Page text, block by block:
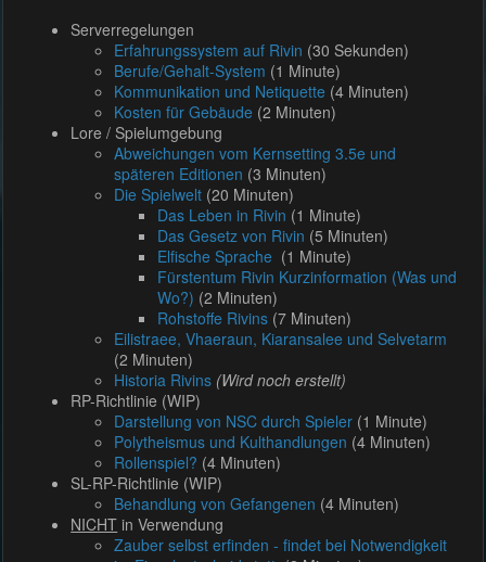
Serverregelungen
Erfahrungssystem auf Rivin (30 Sekunden)
Berufe/Gehalt-System (1 Minute)
Kommunikation und Netiquette (4 Minuten)
Kosten für Gebäude (2 Minuten)
Lore / Spielumgebung
Abweichungen vom Kernsetting 3.5e und
späteren Editionen (3 Minuten)
Die Spielwelt (20 Minuten)
Das Leben in Rivin (1 Minute)
Das Gesetz von Rivin (5 Minuten)
Elfische Sprache (1 Minute)
Fürstentum Rivin Kurzinformation (Was und
Wo?) (2 Minuten)
Rohstoffe Rivins (7 Minuten)
Eilistraee, Vhaeraun, Kiaransalee und Selvetarm
(2 Minuten)
Historia Rivins (Wird noch erstellt)
RP-Richtlinie (WIP)
Darstellung von NSC durch Spieler (1 Minute)
Polytheismus und Kulthandlungen (4 Minuten)
Rollenspiel? (4 Minuten)
SL-RP-Richtlinie (WIP)
Behandlung von Gefangenen (4 Minuten)
NICHT in Verwendung
Zauber selbst erfinden - findet bei Notwendigkeit